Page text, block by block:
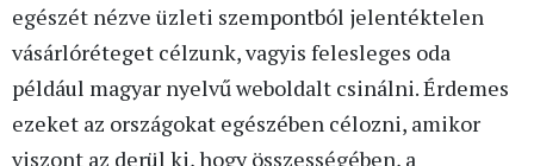
egészét nézve üzleti szempontból jelentéktelen
vásárlóréteget célzunk, vagyis felesleges oda
például magyar nyelvű weboldalt csinálni. Érdemes
ezeket az országokat egészében célozni, amikor
viszont az derül ki, hogy összességében, a